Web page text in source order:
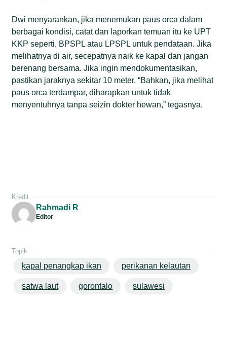
Dwi menyarankan, jika menemukan paus orca dalam
berbagai kondisi, catat dan laporkan temuan itu ke UPT
KKP seperti, BPSPL atau LPSPL untuk pendataan. Jika
melihatnya di air, secepatnya naik ke kapal dan jangan
berenang bersama. Jika ingin mendokumentasikan,
pastikan jaraknya sekitar 10 meter. “Bahkan, jika melihat
paus orca terdampar, diharapkan untuk tidak
menyentuhnya tanpa seizin dokter hewan,” tegasnya.
Kredit
Rahmadi R
Editor
Topik
kapal penangkap ikan perikanan kelautan
satwa laut gorontalo sulawesi